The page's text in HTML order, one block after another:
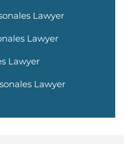
Lawyer
Lawyer
Lawyer
Lawyer